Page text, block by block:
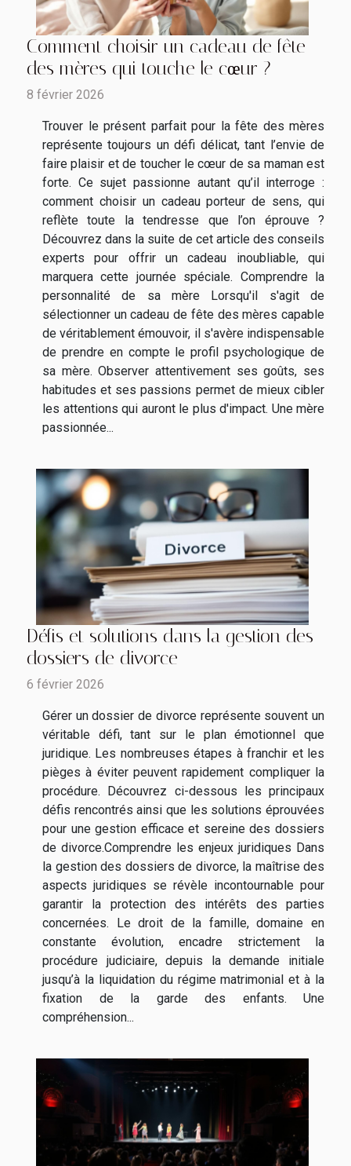
Comment choisir un cadeau de fête
des mères qui touche le cœur ?
8 février 2026
Trouver le présent parfait pour la fête des mères
représente toujours un défi délicat, tant l’envie de
faire plaisir et de toucher le cœur de sa maman est
forte. Ce sujet passionne autant qu’il interroge :
comment choisir un cadeau porteur de sens, qui
reflète toute la tendresse que l’on éprouve ?
Découvrez dans la suite de cet article des conseils
experts pour offrir un cadeau inoubliable, qui
marquera cette journée spéciale. Comprendre la
personnalité de sa mère Lorsqu'il s'agit de
sélectionner un cadeau de fête des mères capable
de véritablement émouvoir, il s'avère indispensable
de prendre en compte le profil psychologique de
sa mère. Observer attentivement ses goûts, ses
habitudes et ses passions permet de mieux cibler
les attentions qui auront le plus d'impact. Une mère
passionnée...
Défis et solutions dans la gestion des
dossiers de divorce
6 février 2026
Gérer un dossier de divorce représente souvent un
véritable défi, tant sur le plan émotionnel que
juridique. Les nombreuses étapes à franchir et les
pièges à éviter peuvent rapidement compliquer la
procédure. Découvrez ci-dessous les principaux
défis rencontrés ainsi que les solutions éprouvées
pour une gestion efficace et sereine des dossiers
de divorce.Comprendre les enjeux juridiques Dans
la gestion des dossiers de divorce, la maîtrise des
aspects juridiques se révèle incontournable pour
garantir la protection des intérêts des parties
concernées. Le droit de la famille, domaine en
constante évolution, encadre strictement la
procédure judiciaire, depuis la demande initiale
jusqu’à la liquidation du régime matrimonial et à la
fixation de la garde des enfants. Une
compréhension...